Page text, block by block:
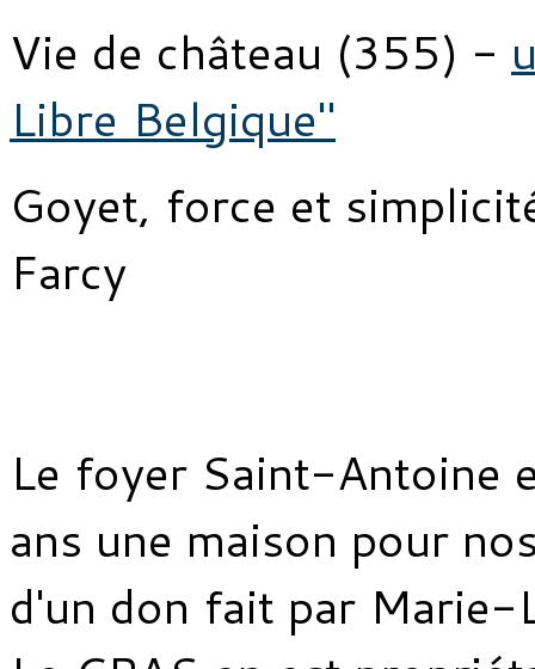
Vie de château (355) -
Libre Belgique"
Goyet, force et
Farcy
Le foyer Saint-Antoine
ans une maison pour
d'un don fait par Marie-